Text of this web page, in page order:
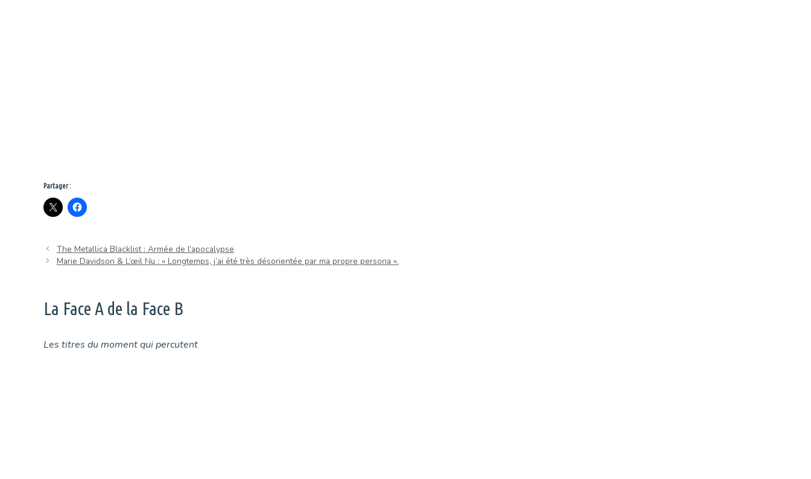
Partager :
The Metallica Blacklist : Armée de l’apocalypse
Marie Davidson & L’œil Nu : « Longtemps, j’ai été très désorientée par ma propre persona ».
La Face A de la Face B
Les titres du moment qui percutent